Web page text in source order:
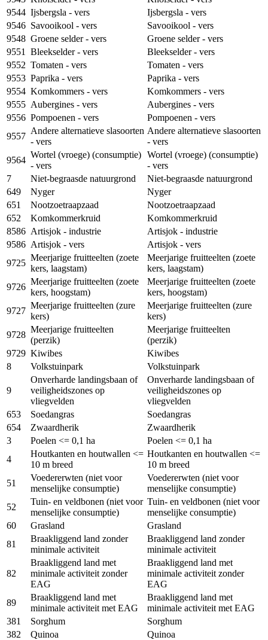
9544 Ijsbergsla - vers
Ijsbergsla - vers
9546 Savooikool - vers
Savooikool - vers
9548 Groene selder - vers
Groene selder - vers
9551
Bleekselder - vers
Bleekselder - vers
9552 Tomaten - vers
Tomaten - vers
9553 Paprika - vers
Paprika - vers
9554 Komkommers - vers
Komkommers - vers
9555 Aubergines - vers
Aubergines - vers
9556 Pompoenen - vers
Pompoenen - vers
9557
Andere alternatieve slasoorten
- vers
Andere alternatieve slasoorten
- vers
9564
Wortel (vroege) (consumptie)
- vers
Wortel (vroege) (consumptie)
- vers
7
Niet-begraasde natuurgrond
Niet-begraasde natuurgrond
649
Nyger
Nyger
651
Nootzoetraapzaad
Nootzoetraapzaad
652
Komkommerkruid
Komkommerkruid
8586 Artisjok - industrie
Artisjok - industrie
9586 Artisjok - vers
Artisjok - vers
9725
Meerjarige fruitteelten (zoete
kers, laagstam)
Meerjarige fruitteelten (zoete
kers, laagstam)
9726
Meerjarige fruitteelten (zoete
kers, hoogstam)
Meerjarige fruitteelten (zoete
kers, hoogstam)
9727
Meerjarige fruitteelten (zure
kers)
Meerjarige fruitteelten (zure
kers)
9728
Meerjarige fruitteelten
(perzik)
Meerjarige fruitteelten
(perzik)
9729 Kiwibes
Kiwibes
8
Volkstuinpark Volkstuinpark
9
Onverharde landingsbaan of
veiligheidszones op
vliegvelden
Onverharde landingsbaan of
veiligheidszones op
vliegvelden
653
Soedangras
Soedangras
654
Zwaardherik
Zwaardherik
3
Poelen <= 0,1 ha
Poelen <= 0,1 ha
4
Houtkanten en houtwallen <=
10 m breed
Houtkanten en houtwallen <=
10 m breed
51
Voedererwten (niet voor
menselijke consumptie)
Voedererwten (niet voor
menselijke consumptie)
52
Tuin- en veldbonen (niet voor
menselijke consumptie)
Tuin- en veldbonen (niet voor
menselijke consumptie)
60
Grasland
Grasland
81
Braakliggend land zonder
minimale activiteit
Braakliggend land zonder
minimale activiteit
82
Braakliggend land met
minimale activiteit zonder
EAG
Braakliggend land met
minimale activiteit zonder
EAG
89
Braakliggend land met
minimale activiteit met EAG
Braakliggend land met
minimale activiteit met EAG
381
Sorghum
Sorghum
382
Quinoa
Quinoa